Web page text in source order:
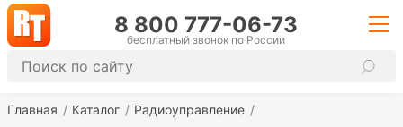
8 800 777-06-73
бесплатный звонок по России
Главная Каталог
Радиоуправление